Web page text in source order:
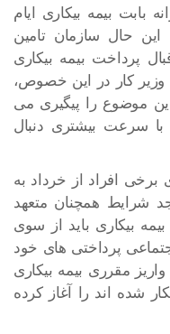
بیمه بیکاری ایام
این حال سازمان تامین
پرداخت بیمه بیکاری
وزیر کار در این خصوص،
موضوع را پیگیری می
با سرعت بیشتری دنبال
برخی افراد از خرداد به
شرایط همچنان متعهد
بیکاری باید از سوی
پرداختی های خود
مقرری بیمه بیکاری
شده اند را آغاز کرده